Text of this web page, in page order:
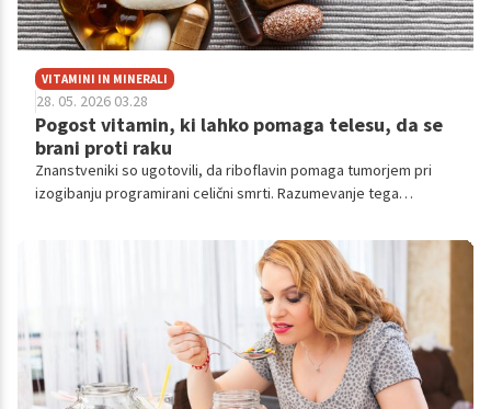
VITAMINI IN MINERALI
28. 05. 2026 03.28
Pogost vitamin, ki lahko pomaga telesu, da se
brani proti raku
Znanstveniki so ugotovili, da riboflavin pomaga tumorjem pri
izogibanju programirani celični smrti. Razumevanje tega
prekinile zaščito rakavih celic, pravijo znanstveniki.